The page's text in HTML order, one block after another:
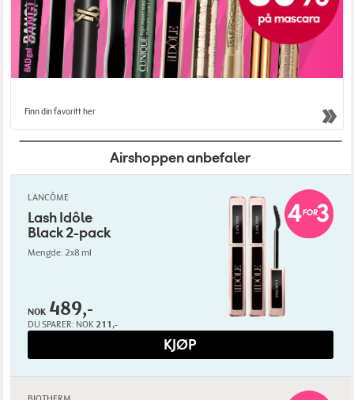
Finn din favoritt her
Airshoppen anbefaler
LANCÔME
Lash Idôle
Black 2-pack
Mengde: 2x8 ml
NOK 489,-
DU SPARER: NOK 211,-
KJØP